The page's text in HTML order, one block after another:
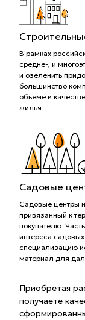
В рамках
средне-, и
и озеленить
большинство
объёме и
жилья.
Садовые
Садовые центры
привязанный к
покупателю.
интереса
специализацию
материал для
Приобретая
получаете